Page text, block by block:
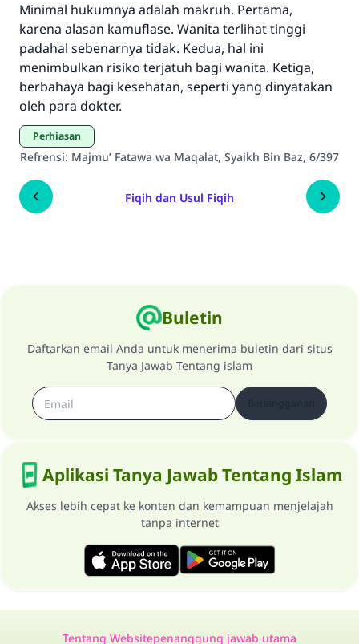
Minimal hukumnya adalah makruh. Pertama,
karena alasan kamuflase. Wanita terlihat tinggi
padahal sebenarnya tidak. Kedua, hal ini
menimbulkan risiko terjatuh bagi wanita. Ketiga,
berbahaya bagi kesehatan, seperti yang dinyatakan
oleh para dokter.
Perhiasan
Refrensi: Majmu’ Fatawa wa Maqalat, Syaikh Bin Baz, 6/397
Fiqih dan Usul Fiqih
Buletin
Daftarkan email Anda untuk menerima buletin dari situs
Tanya Jawab Tentang islam
Aplikasi Tanya Jawab Tentang Islam
Akses lebih cepat ke konten dan kemampuan menjelajah
tanpa internet
Tentang Websitepenanggung jawab utama
Jawaban no. 110845
menyelamatkan pernikahan.
Bantu kami dalam memberikan jawaban untuk umat
Rasulullah ﷺ bersabda
meka dia akan mendapatkan pahala yang
sama dengan orang yang melakukannya"